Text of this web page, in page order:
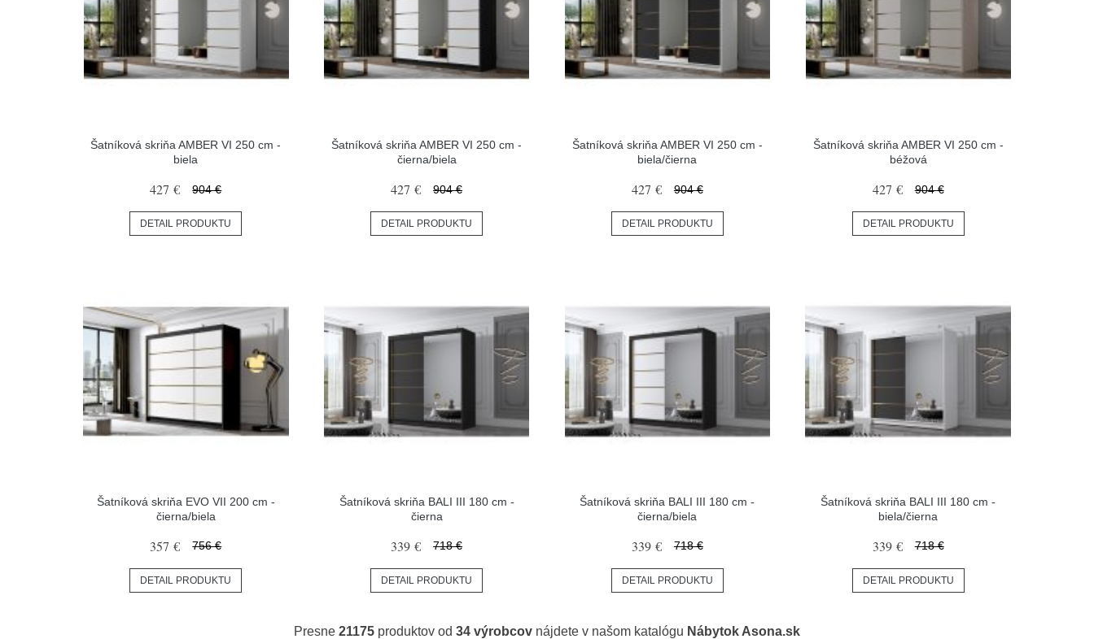
Šatníková skriňa AMBER VI 250 cm -
biela
427 € 904 €
DETAIL PRODUKTU
Šatníková skriňa AMBER VI 250 cm -
čierna/biela
427 € 904 €
DETAIL PRODUKTU
Šatníková skriňa AMBER VI 250 cm -
biela/čierna
427 € 904 €
DETAIL PRODUKTU
Šatníková skriňa AMBER VI 250 cm -
béžová
427 € 904 €
DETAIL PRODUKTU
Šatníková skriňa EVO VII 200 cm -
čierna/biela
357 € 756 €
DETAIL PRODUKTU
Šatníková skriňa BALI III 180 cm -
čierna
339 € 718 €
DETAIL PRODUKTU
Šatníková skriňa BALI III 180 cm -
čierna/biela
339 € 718 €
DETAIL PRODUKTU
Šatníková skriňa BALI III 180 cm -
biela/čierna
339 € 718 €
DETAIL PRODUKTU
Presne 21175 produktov od 34 výrobcov nájdete v našom katalógu Nábytok Asona.sk